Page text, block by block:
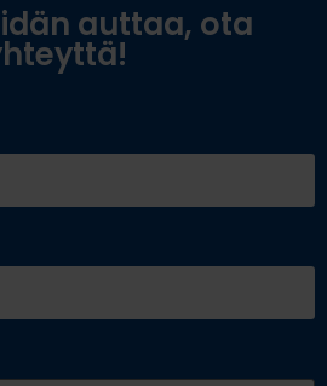
auttaa, ota